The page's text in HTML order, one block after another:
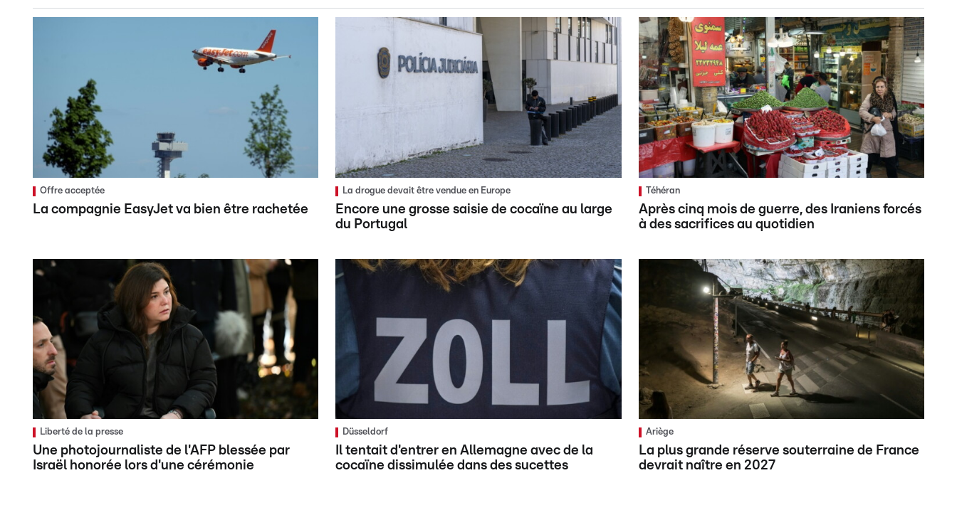
Offre acceptée
La compagnie EasyJet va bien être rachetée
La drogue devait être vendue en Europe
Encore une grosse saisie de cocaïne au large
du Portugal
Téhéran
Après cinq mois de guerre, des Iraniens forcés
à des sacrifices au quotidien
Liberté de la presse
Une photojournaliste de l'AFP blessée par
Israël honorée lors d'une cérémonie
Düsseldorf
Il tentait d'entrer en Allemagne avec de la
cocaïne dissimulée dans des sucettes
Ariège
La plus grande réserve souterraine de France
devrait naître en 2027